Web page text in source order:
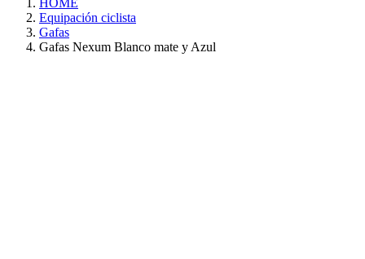
HOME
Equipación ciclista
Gafas
Gafas Nexum Blanco mate y Azul